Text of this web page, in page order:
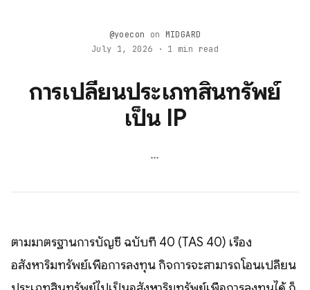
@yoecon on MIDGARD
July 1, 2026 · 1 min read
การเปลี่ยนประเภทสินทรัพย์
เป็น IP
...
ตามมาตรฐานการบัญชี ฉบับที่ 40 (TAS 40) เรื่อง
อสังหาริมทรัพย์เพื่อการลงทุน กิจการจะสามารถโอนเปลี่ยน